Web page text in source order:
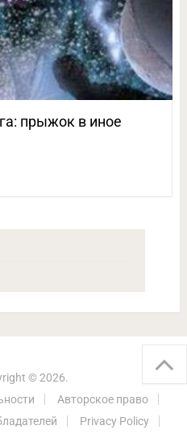
прыжок в иное
© 2026.
Авторское право
Privacy Policy